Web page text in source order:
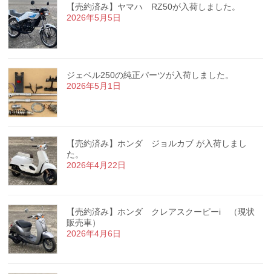
【売約済み】ヤマハ RZ50が入荷しました。
2026年5月5日
ジェベル250の純正パーツが入荷しました。
2026年5月1日
【売約済み】ホンダ ジョルカブ が入荷しまし
た。
2026年4月22日
【売約済み】ホンダ クレアスクーピーi （現状
販売車）
2026年4月6日